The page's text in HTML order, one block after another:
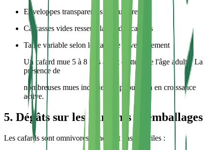
Enveloppes transparentes et brunâtres
Carcasses vides ressemblant à des cafards
Taille variable selon le stade de développement
Un cafard mue 5 à 8 fois avant d'atteindre l'âge adulte. La
présence de
nombreuses mues indique une population en croissance
active.
5. Dégâts sur les aliments et emballages
Les cafards sont omnivores et ne sont pas difficiles :